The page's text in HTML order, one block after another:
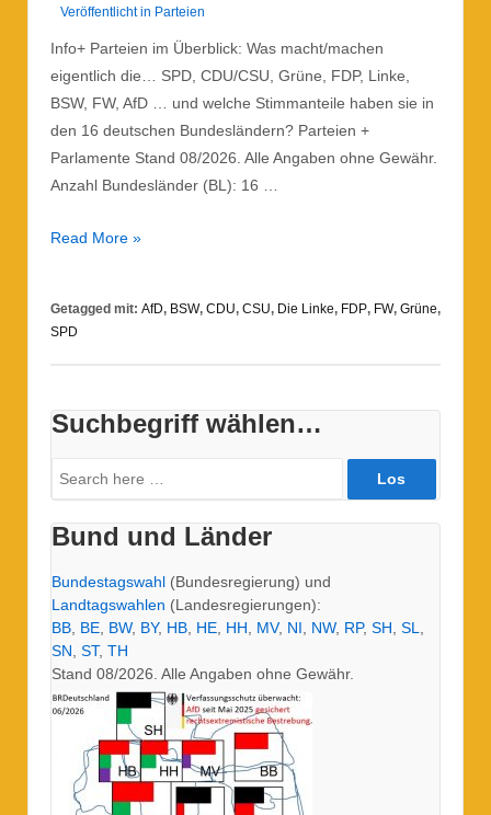
Veröffentlicht in Parteien
Info+ Parteien im Überblick: Was macht/machen
eigentlich die… SPD, CDU/CSU, Grüne, FDP, Linke,
BSW, FW, AfD … und welche Stimmanteile haben sie in
den 16 deutschen Bundesländern? Parteien +
Parlamente Stand 08/2026. Alle Angaben ohne Gewähr.
Anzahl Bundesländer (BL): 16 …
Parteien
Read More »
Getagged mit: AfD, BSW, CDU, CSU, Die Linke, FDP, FW, Grüne,
SPD
Suchbegriff wählen…
Suche
nach:
Bund und Länder
Bundestagswahl (Bundesregierung) und
Landtagswahlen (Landesregierungen):
BB, BE, BW, BY, HB, HE, HH, MV, NI, NW, RP, SH, SL,
SN, ST, TH
Stand 08/2026. Alle Angaben ohne Gewähr.